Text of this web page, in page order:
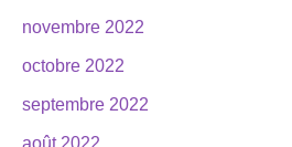
novembre 2022
octobre 2022
septembre 2022